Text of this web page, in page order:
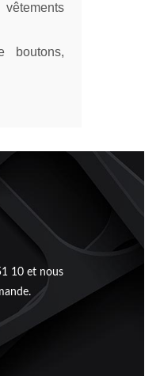
boutons,
10 et nous